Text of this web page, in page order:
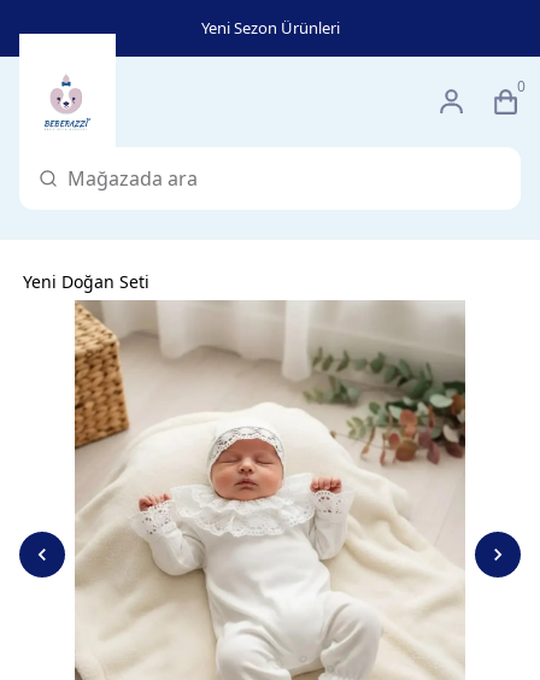
Yeni Sezon Ürünleri
0
Yeni Doğan Seti